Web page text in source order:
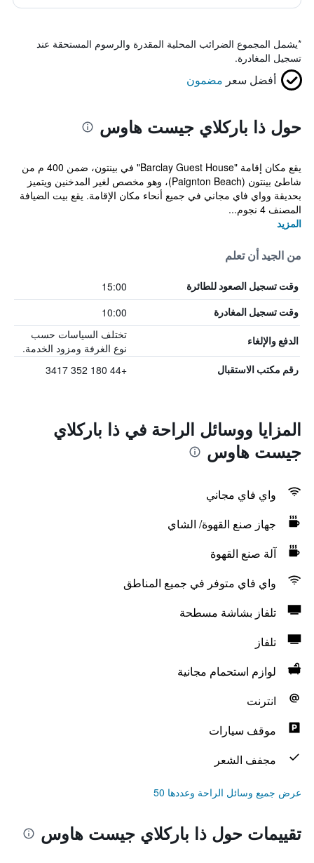
*يشمل المجموع الضرائب المحلية المقدرة والرسوم المستحقة عند
تسجيل المغادرة.
أفضل سعر مضمون
حول ذا باركلاي جيست هاوس
يقع مكان إقامة "Barclay Guest House" في بينتون، ضمن 400 م من
شاطئ بينتون (Paignton Beach)، وهو مخصص لغير المدخنين ويتميز
بحديقة وواي فاي مجاني في جميع أنحاء مكان الإقامة. يقع بيت الضيافة
المصنف 4 نجوم...
المزيد
من الجيد أن تعلم
وقت تسجيل الصعود للطائرة 15:00
وقت تسجيل المغادرة 10:00
الدفع والإلغاء
تختلف السياسات حسب
نوع الغرفة ومزود الخدمة.
رقم مكتب الاستقبال +44 180 352 3417
المزايا ووسائل الراحة في ذا باركلاي
جيست هاوس
واي فاي مجاني
جهاز صنع القهوة/ الشاي
آلة صنع القهوة
واي فاي متوفر في جميع المناطق
تلفاز بشاشة مسطحة
تلفاز
لوازم استحمام مجانية
انترنت
موقف سيارات
مجفف الشعر
عرض جميع وسائل الراحة وعددها 50
تقييمات حول ذا باركلاي جيست هاوس